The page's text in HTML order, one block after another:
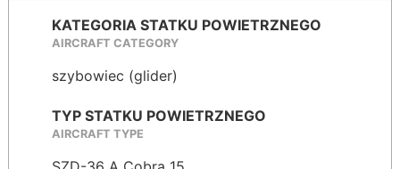
KATEGORIA STATKU POWIETRZNEGO
AIRCRAFT CATEGORY
szybowiec (glider)
TYP STATKU POWIETRZNEGO
AIRCRAFT TYPE